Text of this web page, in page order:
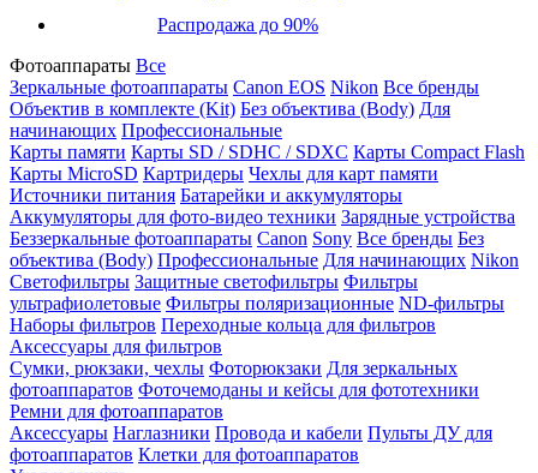
Распродажа до 90%
Фотоаппараты Все
Зеркальные фотоаппараты Canon EOS Nikon Все бренды
Объектив в комплекте (Kit) Без объектива (Body) Для
начинающих Профессиональные
Карты памяти Карты SD / SDHC / SDXC Карты Compact Flash
Карты MicroSD Картридеры Чехлы для карт памяти
Источники питания Батарейки и аккумуляторы
Аккумуляторы для фото-видео техники Зарядные устройства
Беззеркальные фотоаппараты Canon Sony Все бренды Без
объектива (Body) Профессиональные Для начинающих Nikon
Светофильтры Защитные светофильтры Фильтры
ультрафиолетовые Фильтры поляризационные ND-фильтры
Наборы фильтров Переходные кольца для фильтров
Аксессуары для фильтров
Сумки, рюкзаки, чехлы Фоторюкзаки Для зеркальных
фотоаппаратов Фоточемоданы и кейсы для фототехники
Ремни для фотоаппаратов
Аксессуары Наглазники Провода и кабели Пульты ДУ для
фотоаппаратов Клетки для фотоаппаратов